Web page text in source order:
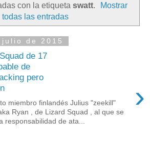
con la etiqueta swatt.
Mostrar
todas las entradas
de 2015
de 17
de
pero
›
miembro finlandés Julius "zeekill"
Ryan , de Lizard Squad , al que se
responsabilidad de ata...